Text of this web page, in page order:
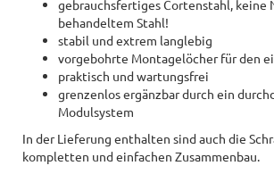
gebrauchsfertiges Cortenstahl, keine
behandeltem Stahl!
stabil und extrem langlebig
vorgebohrte Montagelöcher für den
praktisch und wartungsfrei
grenzenlos ergänzbar durch ein
Modulsystem
In der Lieferung enthalten sind auch die
kompletten und einfachen Zusammenbau.